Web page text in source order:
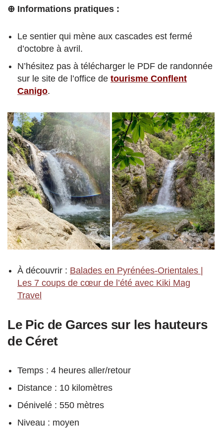
⊕ Informations pratiques :
Le sentier qui mène aux cascades est fermé
d’octobre à avril.
N’hésitez pas à télécharger le PDF de randonnée
sur le site de l’office de tourisme Conflent
Canigo.
À découvrir : Balades en Pyrénées-Orientales |
Les 7 coups de cœur de l’été avec Kiki Mag
Travel
Le Pic de Garces sur les hauteurs
de Céret
Temps : 4 heures aller/retour
Distance : 10 kilomètres
Dénivelé : 550 mètres
Niveau : moyen